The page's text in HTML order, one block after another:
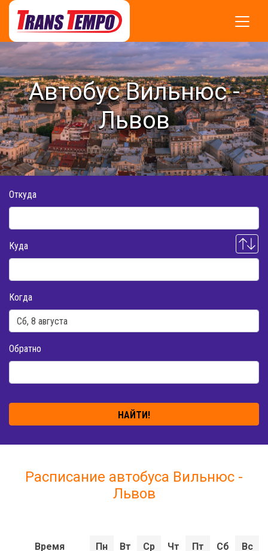
Автобус Вильнюс -
Львов
Откуда
Куда
Когда
Обратно
НАЙТИ!
Расписание автобуса Вильнюс -
Львов
Время Пн Вт Ср Чт Пт Сб Вс